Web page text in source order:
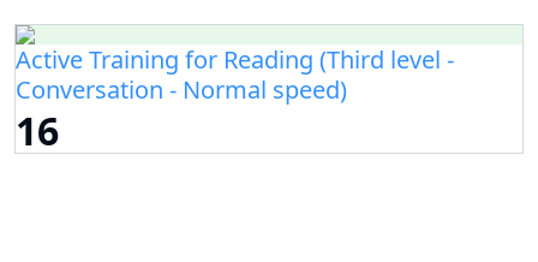
Active Training for Reading (Third level -
Conversation - Normal speed)
16